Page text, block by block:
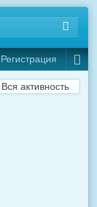
Регистрация
Вся активность